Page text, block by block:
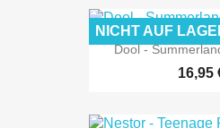
Dool -
16,95
NICHT AUF